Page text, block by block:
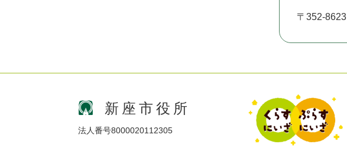
〒352-8623
新座市役所
法人番号8000020112305